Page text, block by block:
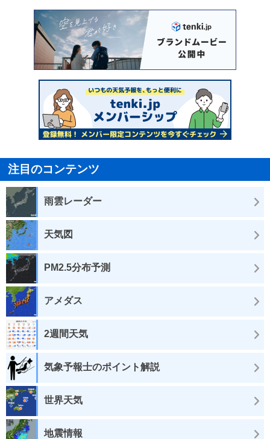
注目のコンテンツ
雨雲レーダー
天気図
PM2.5分布予測
アメダス
2週間天気
気象予報士のポイント解説
世界天気
地震情報